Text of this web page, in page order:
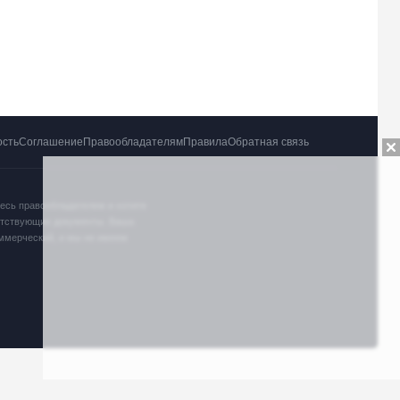
Соглашение ПравообладателямПравилаОбратная связь
правообладателем и хотите
документы. Ваша
и мы не имеем